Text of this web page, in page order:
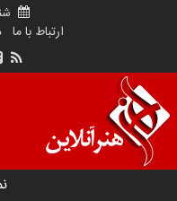
شنبه
ارتباط با ما